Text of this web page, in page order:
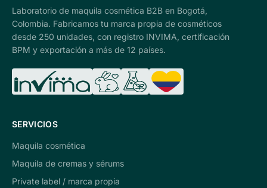
Laboratorio de maquila cosmética B2B en Bogotá,
Colombia. Fabricamos tu marca propia de cosméticos
desde 250 unidades, con registro INVIMA, certificación
BPM y exportación a más de 12 países.
SERVICIOS
Maquila cosmética
Maquila de cremas y sérums
Private label / marca propia